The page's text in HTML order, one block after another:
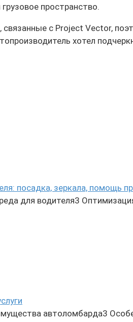
пространство.
с Project Vector,
хотел
посадка, зеркала, помощь
для водителя3
автоломбарда3